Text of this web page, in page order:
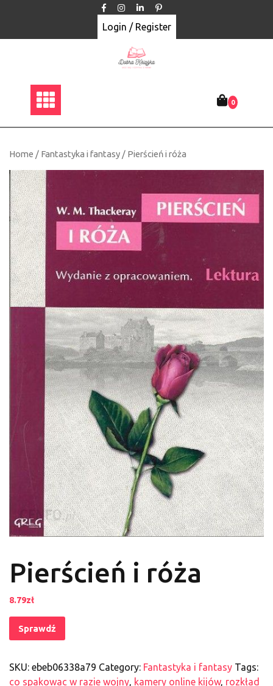
Login / Register
0
Home / Fantastyka i fantasy / Pierścień i róża
Pierścień i róża
8.79zł
Sprawdź
SKU: ebeb06338a79 Category: Fantastyka i fantasy Tags:
co spakowac w razie wojny, kamery online kijów, rozkład